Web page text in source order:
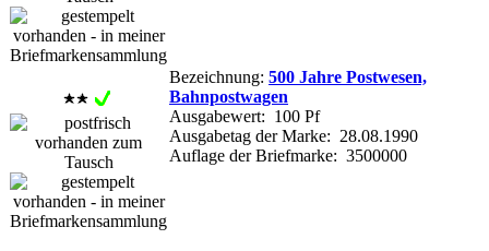
Bezeichnung: 500 Jahre Postwesen,
Bahnpostwagen
Ausgabewert: 100 Pf
Ausgabetag der Marke: 28.08.1990
Auflage der Briefmarke: 3500000